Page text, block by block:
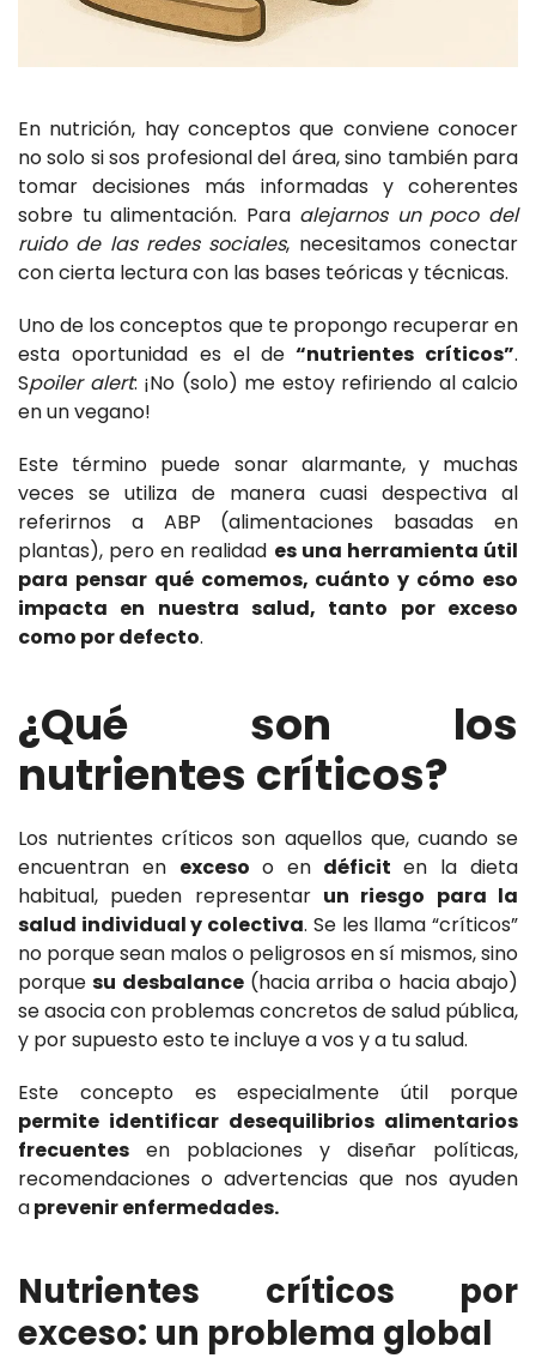
En nutrición, hay conceptos que conviene conocer
no solo si sos profesional del área, sino también para
tomar decisiones más informadas y coherentes
sobre tu alimentación. Para alejarnos un poco del
ruido de las redes sociales, necesitamos conectar
con cierta lectura con las bases teóricas y técnicas.
Uno de los conceptos que te propongo recuperar en
esta oportunidad es el de “nutrientes críticos”.
Spoiler alert: ¡No (solo) me estoy refiriendo al calcio
en un vegano!
Este término puede sonar alarmante, y muchas
veces se utiliza de manera cuasi despectiva al
referirnos a ABP (alimentaciones basadas en
plantas), pero en realidad es una herramienta útil
para pensar qué comemos, cuánto y cómo eso
impacta en nuestra salud, tanto por exceso
como por defecto.
¿Qué son los
nutrientes críticos?
Los nutrientes críticos son aquellos que, cuando se
encuentran en exceso o en déficiten la dieta
habitual, pueden representar un riesgo para la
salud individual y colectiva. Se les llama “críticos”
no porque sean malos o peligrosos en sí mismos, sino
porquesu desbalance(hacia arriba o hacia abajo)
se asocia con problemas concretos de salud pública,
y por supuesto esto te incluye a vos y a tu salud.
Este concepto es especialmente útil porque
permite identificar desequilibrios alimentarios
frecuentes en poblaciones y diseñar políticas,
recomendaciones o advertencias que nos ayuden
aprevenir enfermedades.
Nutrientes críticos por
exceso: un problema global